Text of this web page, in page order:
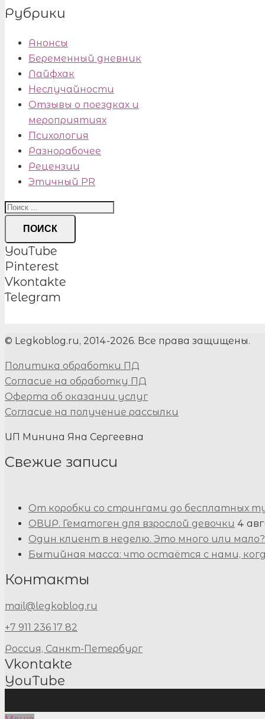
Рубрики
Анонсы
Беременный дневник
Лайфхак
Неслучайности
Отзывы о поездках и
мероприятиях
Психология
Разнорабочее
Рецензии
Этичный PR
ПОИСК
YouTube
Pinterest
Vkontakte
Telegram
© Legkoblog.ru, 2014-2026. Все права защищены.
Политика обработки ПД
Согласие на обработку ПД
Оферта об оказании услуг
Согласие на получение рассылки
ИП Минина Яна Сергеевна
Свежие записи
От коробки со стрингами до бесплатных
ОВИР. Гематоген для взрослой девочки 4
Один клиент в неделю. Это много или мало?
Бытийная масса: что остаётся с нами,
Контакты
mail@legkoblog.ru
+7 911 236 17 82
Россия, Санкт-Петербург
Vkontakte
YouTube